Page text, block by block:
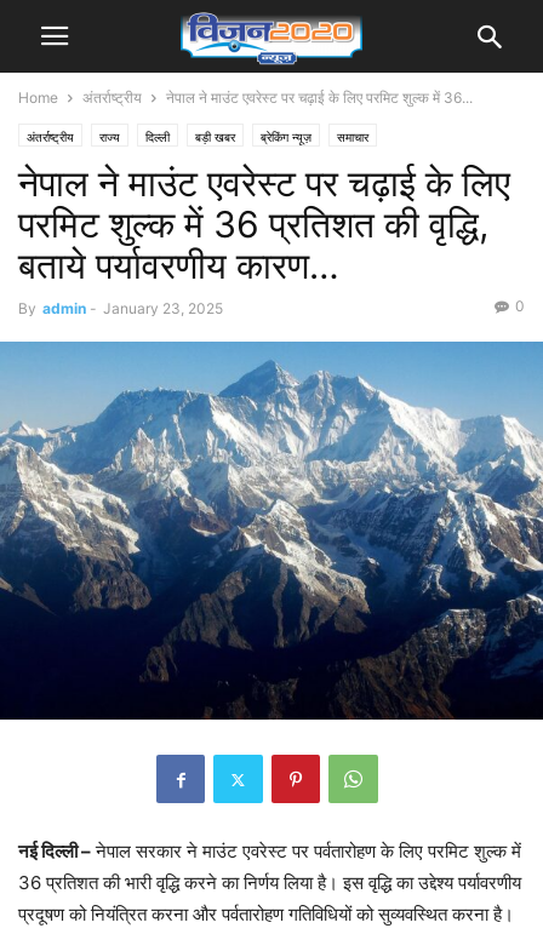
Home अंतर्राष्‍ट्रीय नेपाल ने माउंट एवरेस्ट पर चढ़ाई के लिए परमिट शुल्क में 36...
अंतर्राष्‍ट्रीय राज्य दिल्ली बड़ी खबर ब्रेकिंग न्यूज़ समाचार
नेपाल ने माउंट एवरेस्ट पर चढ़ाई के लिए
परमिट शुल्क में 36 प्रतिशत की वृद्धि,
बताये पर्यावरणीय कारण…
By admin - January 23, 2025 0
नई दिल्ली –नेपाल सरकार ने माउंट एवरेस्ट पर पर्वतारोहण के लिए परमिट शुल्क में
36 प्रतिशत की भारी वृद्धि करने का निर्णय लिया है। इस वृद्धि का उद्देश्य पर्यावरणीय
प्रदूषण को नियंत्रित करना और पर्वतारोहण गतिविधियों को सुव्यवस्थित करना है।